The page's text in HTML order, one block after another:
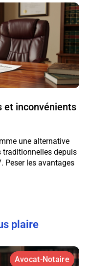
et inconvénients
une alternative
traditionnelles depuis
Peser les avantages
plaire
Avocat-Notaire